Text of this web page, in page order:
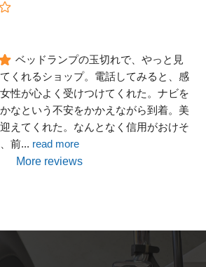
ベッドランプの玉切れで、やっと見
くれるショップ。電話してみると、感
性が心よく受けつけてくれた。ナビを
なという不安をかかえながら到着。美
えてくれた。なんとなく信用がおけそ
前... read more
More reviews